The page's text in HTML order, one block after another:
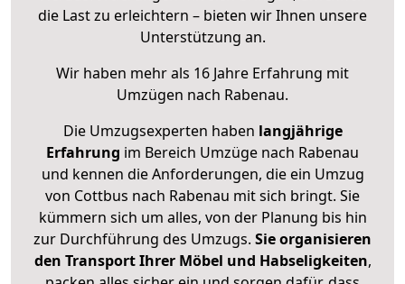
die Last zu erleichtern – bieten wir Ihnen unsere
Unterstützung an.
Wir haben mehr als 16 Jahre Erfahrung mit
Umzügen nach Rabenau.
Die Umzugsexperten haben langjährige
Erfahrung im Bereich Umzüge nach Rabenau
und kennen die Anforderungen, die ein Umzug
von Cottbus nach Rabenau mit sich bringt. Sie
kümmern sich um alles, von der Planung bis hin
zur Durchführung des Umzugs. Sie organisieren
den Transport Ihrer Möbel und Habseligkeiten,